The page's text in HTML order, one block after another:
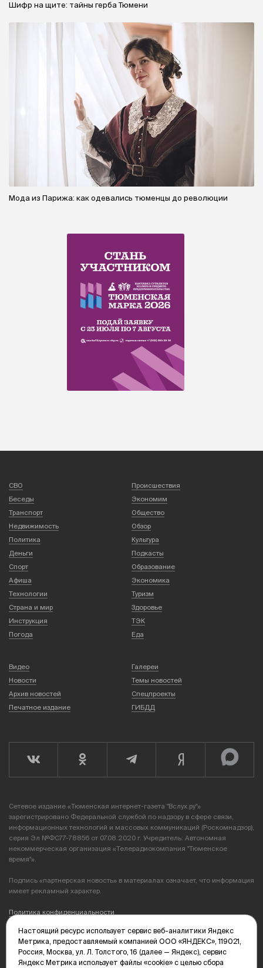
Шифр на щите: тайны герба Тюмени
Мода из Парижа: как одевались тюменцы до революции
СВО
Происшествия
Беседы
Экономим
Транспорт
Общество
Недвижимость
Обзор
Политика
Культура
Деньги
Подкасты
Спорт
Образование
Афиша
Экономика
Технологии
Туризм
Страна и мир
Здоровье
Инструкция
ТЭК
Погода
Еда
Видео
Галереи
Новости
Темы новостей
Архив новостей
Спецпроекты
Печатное издание
ГИБДД
Сетевое издание «Тюменская интернет-газета "Вслух.ру"»
зарегистрировано Федеральной службой по надзору в сфере связи,
информационных технологий и массовых коммуникаций (Роскомнадзор),
серия Эл №ФС77-78856 от 07.08.2020 г. Учредитель: Автономная
некоммерческая организация «Телерадиокомпания "Тюменское
время"».
Подпись «партнерская новость» в материалах означает, что информация
имеет рекламный характер.
Политика конфиденциальности
Редакция: 625035, Тюмень, пр. Геологоразведчиков, 28А
(3452) 68-89-05
edit@vsluh.ru
Настоящий ресурс использует сервис веб-аналитики Яндекс
Метрика, предоставляемый компанией ООО «ЯНДЕКС», 119021,
Россия, Москва, ул. Л. Толстого, 16 (далее — Яндекс), сервис
Яндекс Метрика использует файлы «cookie» с целью сбора